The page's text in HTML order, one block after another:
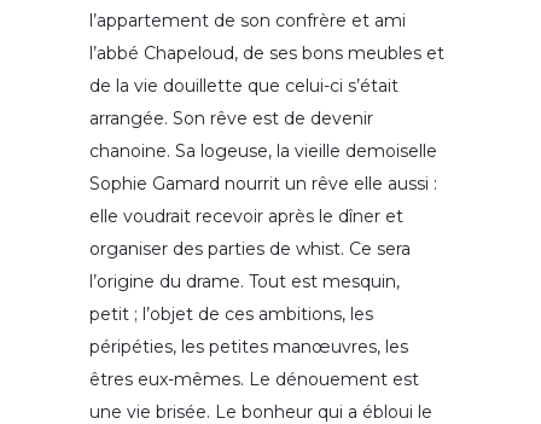
l’appartement de son confrère et ami
l’abbé Chapeloud, de ses bons meubles et
de la vie douillette que celui-ci s’était
arrangée. Son rêve est de devenir
chanoine. Sa logeuse, la vieille demoiselle
Sophie Gamard nourrit un rêve elle aussi :
elle voudrait recevoir après le dîner et
organiser des parties de whist. Ce sera
l’origine du drame. Tout est mesquin,
petit ; l’objet de ces ambitions, les
péripéties, les petites manœuvres, les
êtres eux-mêmes. Le dénouement est
une vie brisée. Le bonheur qui a ébloui le